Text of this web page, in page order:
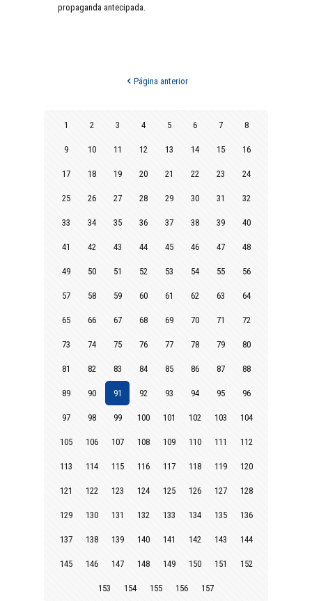
propaganda antecipada.
Página anterior
1 2 3 4 5 6 7 8
9 10 11 12 13 14 15 16
17 18 19 20 21 22 23 24
25 26 27 28 29 30 31 32
33 34 35 36 37 38 39 40
41 42 43 44 45 46 47 48
49 50 51 52 53 54 55 56
57 58 59 60 61 62 63 64
65 66 67 68 69 70 71 72
73 74 75 76 77 78 79 80
81 82 83 84 85 86 87 88
89 90 91 92 93 94 95 96
97 98 99 100 101 102 103 104
105 106 107 108 109 110 111 112
113 114 115 116 117 118 119 120
121 122 123 124 125 126 127 128
129 130 131 132 133 134 135 136
137 138 139 140 141 142 143 144
145 146 147 148 149 150 151 152
153 154 155 156 157